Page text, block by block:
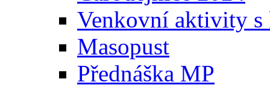
Venkovní aktivity
Masopust
Přednáška MP